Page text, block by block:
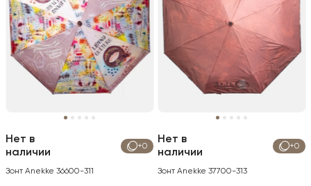
+0
Нет в
наличии
Зонт Anekke 36600-311
+0
Нет в
наличии
Зонт Anekke 37700-313